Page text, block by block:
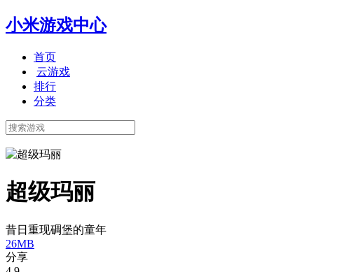
小米游戏中心
首页
云游戏
排行
分类
超级玛丽
昔日重现碉堡的童年
26MB
分享